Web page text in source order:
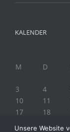
KALENDER
M
D
3
4
10
11
17
18
Unsere Website